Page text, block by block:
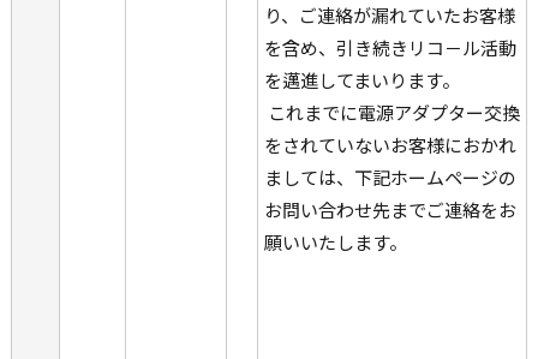
り、ご連絡が漏れていたお客様
を含め、引き続きリコ－ル活動
を邁進してまいります。
をされていないお客様におかれ
ましては、下記ホームページの
お問い合わせ先までご連絡をお
願いいたします。